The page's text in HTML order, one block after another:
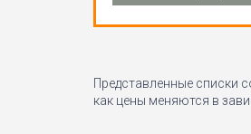
Представленные списки
как цены меняются в